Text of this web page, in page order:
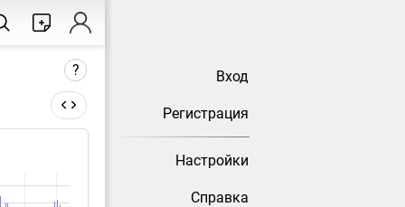
Вход
Регистрация
Настройки
Справка
?